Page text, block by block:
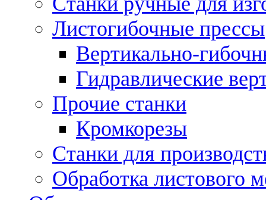
Листогибочные прессы
Вертикально-
Гидравлические
Прочие станки
Кромкорезы
Станки для
Обработка листового